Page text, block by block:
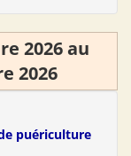
2026 au
2026
puériculture